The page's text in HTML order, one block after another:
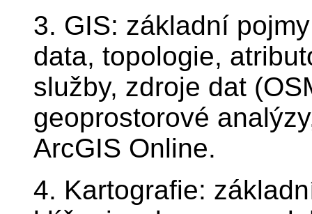
3. GIS: základní
data, topologie,
služby, zdroje dat
geoprostorové
ArcGIS Online.
4. Kartografie: